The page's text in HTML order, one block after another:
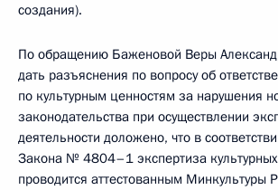
создания).
По обращению Баженовой Веры
дать разъяснения по вопросу об
по культурным ценностям за нарушения
законодательства при осуществлении
деятельности доложено, что в
Закона № 4804–1 экспертиза
проводится аттестованным Минкультуры